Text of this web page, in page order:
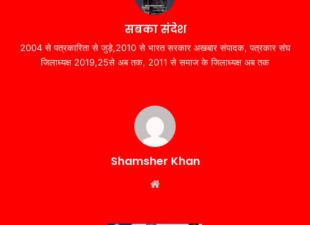
सबका संदेश
2004 से पत्रकारिता से जुड़े,2010 से भारत सरकार अखबार संपादक, पत्रकार संघ
जिलाध्यक्ष 2019,25से अब तक, 2011 से समाज के जिलाध्यक्ष अब तक
Shamsher Khan